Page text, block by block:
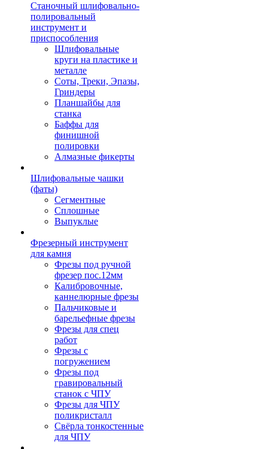
Станочный шлифовально-
полировальный
инструмент и
приспособления
Шлифовальные
круги на пластике и
металле
Соты, Треки, Эпазы,
Гриндеры
Планшайбы для
станка
Баффы для
финишной
полировки
Алмазные фикерты
Шлифовальные чашки
(фаты)
Сегментные
Сплошные
Выпуклые
Фрезерный инструмент
для камня
Фрезы под ручной
фрезер пос.12мм
Калибровочные,
каннелюрные фрезы
Пальчиковые и
барельефные фрезы
Фрезы для спец
работ
Фрезы с
погружением
Фрезы под
гравировальный
станок с ЧПУ
Фрезы для ЧПУ
поликристалл
Свёрла тонкостенные
для ЧПУ